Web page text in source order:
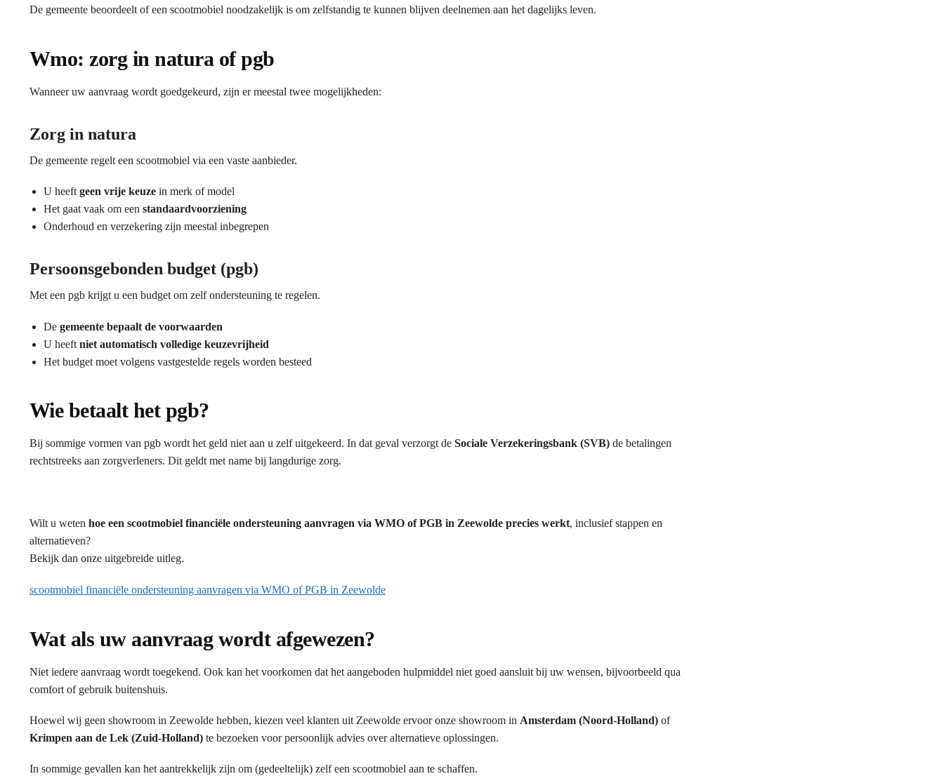
De gemeente beoordeelt of een scootmobiel noodzakelijk is om zelfstandig te kunnen blijven deelnemen aan het dagelijks leven.
Wmo: zorg in natura of pgb
Wanneer uw aanvraag wordt goedgekeurd, zijn er meestal twee mogelijkheden:
Zorg in natura
De gemeente regelt een scootmobiel via een vaste aanbieder.
U heeft geen vrije keuzein merk of model
Het gaat vaak om een standaardvoorziening
Onderhoud en verzekering zijn meestal inbegrepen
Persoonsgebonden budget (pgb)
Met een pgb krijgt u een budget om zelf ondersteuning te regelen.
De gemeente bepaalt de voorwaarden
U heeft niet automatisch volledige keuzevrijheid
Het budget moet volgens vastgestelde regels worden besteed
Wie betaalt het pgb?
Bij sommige vormen van pgb wordt het geld niet aan u zelf uitgekeerd. In dat geval verzorgt de Sociale Verzekeringsbank (SVB)de betalingen
rechtstreeks aan zorgverleners. Dit geldt met name bij langdurige zorg.
Wilt u weten hoe een scootmobiel financiële ondersteuning aanvragen via WMO of PGB in Zeewolde precies werkt, inclusief stappen en
alternatieven?
Bekijk dan onze uitgebreide uitleg.
scootmobiel financiële ondersteuning aanvragen via WMO of PGB in Zeewolde
Wat als uw aanvraag wordt afgewezen?
Niet iedere aanvraag wordt toegekend. Ook kan het voorkomen dat het aangeboden hulpmiddel niet goed aansluit bij uw wensen, bijvoorbeeld qua
comfort of gebruik buitenshuis.
Hoewel wij geen showroom in Zeewolde hebben, kiezen veel klanten uit Zeewolde ervoor onze showroom in Amsterdam (Noord-Holland)of
Krimpen aan de Lek (Zuid-Holland)te bezoeken voor persoonlijk advies over alternatieve oplossingen.
In sommige gevallen kan het aantrekkelijk zijn om (gedeeltelijk) zelf een scootmobiel aan te schaffen.